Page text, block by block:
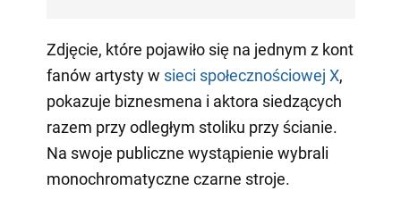
Zdjęcie, które pojawiło się na jednym z kont
fanów artysty w sieci społecznościowej X,
pokazuje biznesmena i aktora siedzących
razem przy odległym stoliku przy ścianie.
Na swoje publiczne wystąpienie wybrali
monochromatyczne czarne stroje.